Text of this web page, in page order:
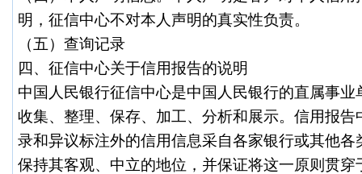
明，征信中心不对本人声明的真实性负责。
（五）查询记录
四、征信中心关于信用报告的说明
中国人民银行征信中心是中国人民银行的直属事
收集、整理、保存、加工、分析和展示。信用报告
录和异议标注外的信用信息采自各家银行或其他各
保持其客观、中立的地位，并保证将这一原则贯穿